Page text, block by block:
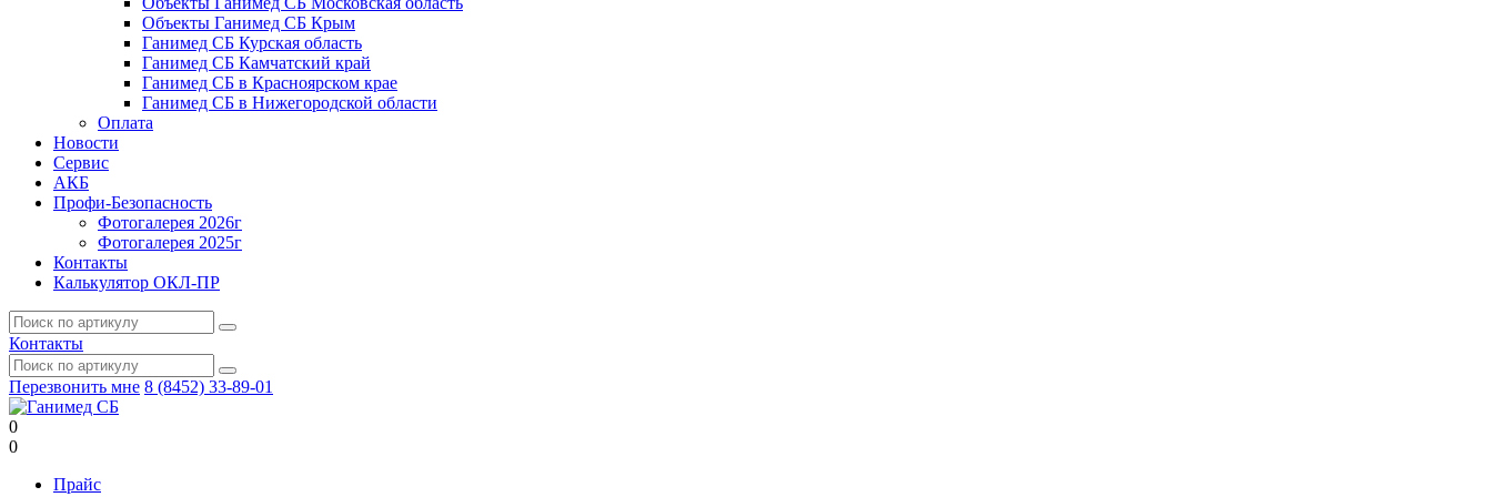
Объекты Ганимед СБ Крым
Ганимед СБ Курская область
Ганимед СБ Камчатский край
Ганимед СБ в Красноярском крае
Ганимед СБ в Нижегородской области
Оплата
Новости
Сервис
АКБ
Профи-Безопасность
Фотогалерея 2026г
Фотогалерея 2025г
Контакты
Калькулятор ОКЛ-ПР
Контакты
Перезвонить мне 8 (8452) 33-89-01
0
0
Прайс